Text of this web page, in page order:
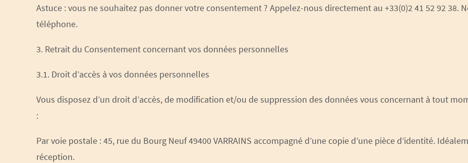
Astuce : vous ne souhaitez pas donner votre consentement ? Appelez-nous directement au +33(0)2 41 52 92 38.
téléphone.
3. Retrait du Consentement concernant vos données personnelles
3.1. Droit d’accès à vos données personnelles
Vous disposez d’un droit d’accès, de modification et/ou de suppression des données vous concernant à tout
:
Par voie postale : 45, rue du Bourg Neuf 49400 VARRAINS accompagné d’une copie d’une pièce d’identité.
réception.